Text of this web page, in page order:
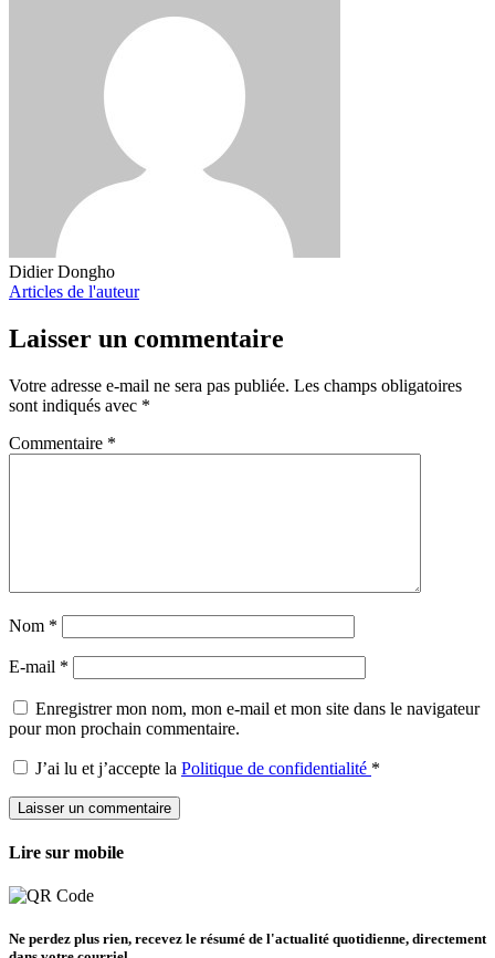
Didier Dongho
Articles de l'auteur
Laisser un commentaire
Votre adresse e-mail ne sera pas publiée. Les champs obligatoires
sont indiqués avec *
Commentaire *
Nom *
E-mail *
Enregistrer mon nom, mon e-mail et mon site dans le navigateur
pour mon prochain commentaire.
J’ai lu et j’accepte la Politique de confidentialité *
Lire sur mobile
Ne perdez plus rien, recevez le résumé de l'actualité quotidienne, directement